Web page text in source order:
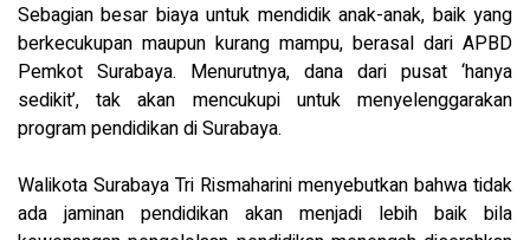
Sebagian besar biaya untuk mendidik anak-anak, baik yang
berkecukupan maupun kurang mampu, berasal dari APBD
Pemkot Surabaya. Menurutnya, dana dari pusat ‘hanya
sedikit’, tak akan mencukupi untuk menyelenggarakan
program pendidikan di Surabaya.
Walikota Surabaya Tri Rismaharini menyebutkan bahwa tidak
ada jaminan pendidikan akan menjadi lebih baik bila